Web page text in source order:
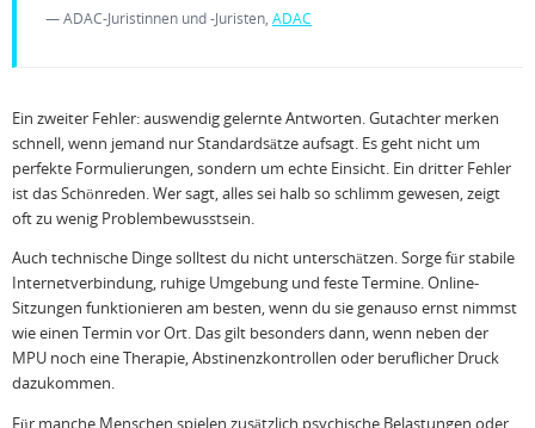
— ADAC-Juristinnen und -Juristen, ADAC
Ein zweiter Fehler: auswendig gelernte Antworten. Gutachter merken
schnell, wenn jemand nur Standardsätze aufsagt. Es geht nicht um
perfekte Formulierungen, sondern um echte Einsicht. Ein dritter Fehler
ist das Schönreden. Wer sagt, alles sei halb so schlimm gewesen, zeigt
oft zu wenig Problembewusstsein.
Auch technische Dinge solltest du nicht unterschätzen. Sorge für stabile
Internetverbindung, ruhige Umgebung und feste Termine. Online-
Sitzungen funktionieren am besten, wenn du sie genauso ernst nimmst
wie einen Termin vor Ort. Das gilt besonders dann, wenn neben der
MPU noch eine Therapie, Abstinenzkontrollen oder beruflicher Druck
dazukommen.
Für manche Menschen spielen zusätzlich psychische Belastungen oder